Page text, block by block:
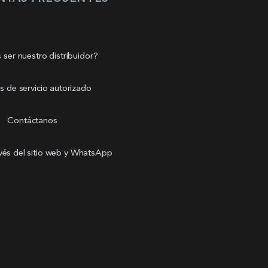
ser nuestro distribuidor?
de servicio autorizado
Contáctanos
del sitio web y WhatsApp